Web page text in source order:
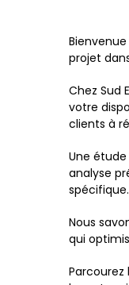
projet
Chez Sud
votre
clients à
Une
analyse
spécifique.
Nous
qui